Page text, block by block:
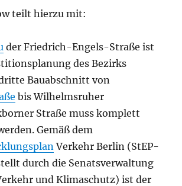
teilt hierzu mit:
der Friedrich-Engels-Straße ist
des Bezirks
Bauabschnitt von
bis Wilhelmsruher
Straße muss komplett
Gemäß dem
Verkehr Berlin (StEP-
durch die Senatsverwaltung
und Klimaschutz) ist der